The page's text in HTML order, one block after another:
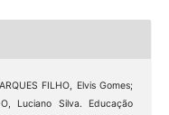
FILHO, Elvis Gomes;
Luciano Silva. Educação